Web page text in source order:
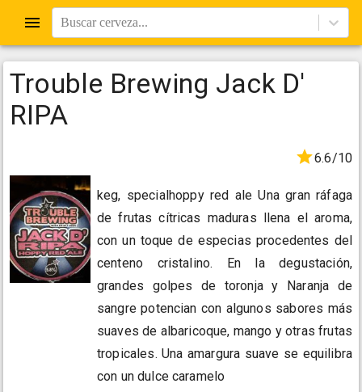
Buscar cerveza...
Trouble Brewing Jack D'
RIPA
6.6/10
keg, specialhoppy red ale Una gran ráfaga
de frutas cítricas maduras llena el aroma,
con un toque de especias procedentes del
centeno cristalino. En la degustación,
grandes golpes de toronja y Naranja de
sangre potencian con algunos sabores más
suaves de albaricoque, mango y otras frutas
tropicales. Una amargura suave se equilibra
con un dulce caramelo